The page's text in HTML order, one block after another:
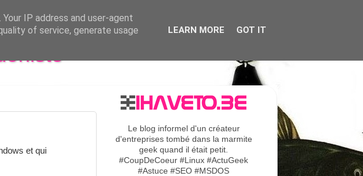
et qui
Le blog informel d'un créateur
d'entreprises tombé dans la marmite
geek quand il était petit.
#CoupDeCoeur #Linux #ActuGeek
#Astuce #SEO #MSDOS
IP address and user-agent
of service, generate usage
LEARN MORE GOT IT